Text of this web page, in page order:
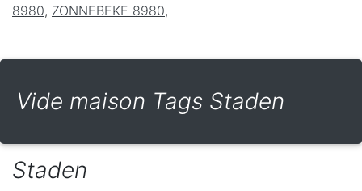
8980, ZONNEBEKE 8980,
Vide maison Tags Staden
Staden